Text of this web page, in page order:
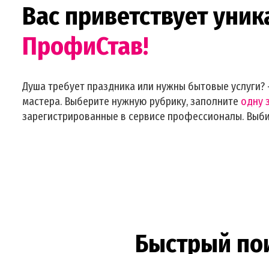
Вас приветствует
ПрофиСтав!
Душа требует праздника или нужны бытовые
мастера. Выберите нужную рубрику, заполните одну
зарегистрированные в сервисе профессионалы.
Быстрый